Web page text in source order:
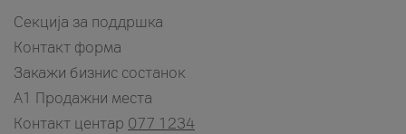
Секција за поддршка
Контакт форма
Закажи бизнис состанок
A1 Продажни места
Контакт центар 077 1234